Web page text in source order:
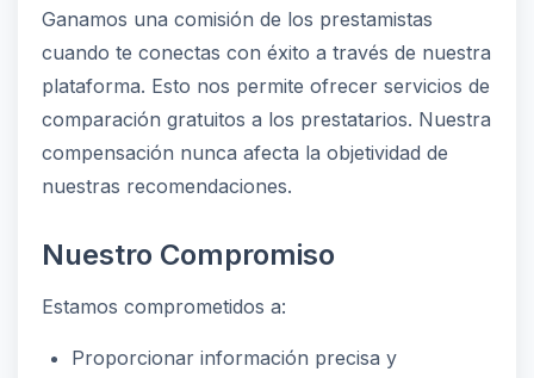
Ganamos una comisión de los prestamistas
cuando te conectas con éxito a través de nuestra
plataforma. Esto nos permite ofrecer servicios de
comparación gratuitos a los prestatarios. Nuestra
compensación nunca afecta la objetividad de
nuestras recomendaciones.
Nuestro Compromiso
Estamos comprometidos a:
Proporcionar información precisa y